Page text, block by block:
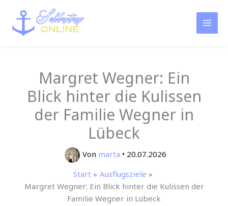
Inhalt
springen
Margret Wegner: Ein
Blick hinter die Kulissen
der Familie Wegner in
Lübeck
Von marta • 20.07.2026
Start
Ausflugsziele
Margret Wegner: Ein Blick hinter die Kulissen der
Familie Wegner in Lübeck